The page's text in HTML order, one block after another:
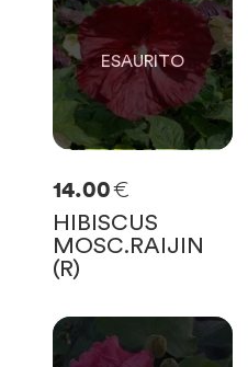
SOLO 0RIMASTE
14.00€
HIBISCUS
MOSC.RAIJIN
(R)
0
SOLO
RIMASTE